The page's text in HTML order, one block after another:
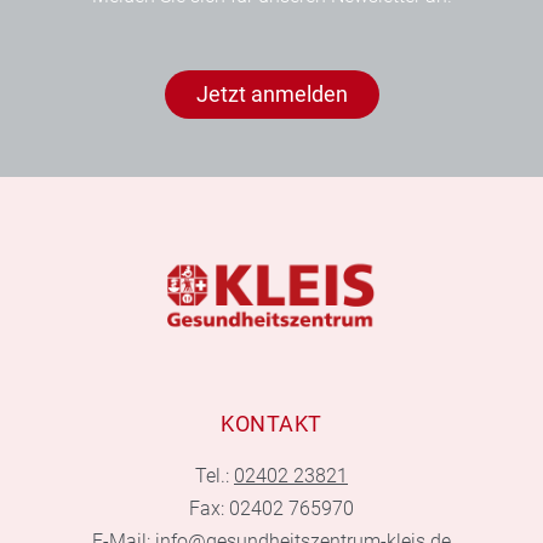
Jetzt anmelden
KONTAKT
Tel.: 02402 23821
Fax: 02402 765970